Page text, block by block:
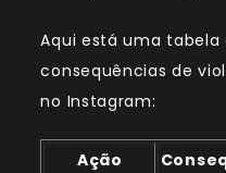
Aqui está uma tabela
consequências de
no Instagram:
Ação